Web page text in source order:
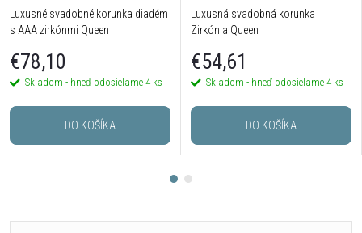
Luxusné svadobné korunka diadém
s AAA zirkónmi Queen
€78,10
Skladom - hneď odosielame 4 ks
DO KOŠÍKA
Luxusná svadobná korunka
Zirkónia Queen
€54,61
Skladom - hneď odosielame 4 ks
DO KOŠÍKA